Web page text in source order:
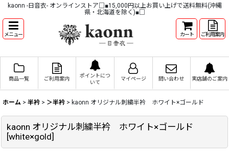
kaonn -日音衣- オンラインストア□■15,000円以上お買い上げで送料無料(沖縄
県・北海道を除く)■□
メニュー カート ご利用案内
商品一覧 ご利用案内
ポイントにつ
いて
マイページ 問い合わせ 実店舗のご案内
ホーム > 半衿 > ＞半衿 > kaonn オリジナル刺繍半衿 ホワイト×ゴールド
kaonn オリジナル刺繍半衿 ホワイト×ゴールド
[white×gold]